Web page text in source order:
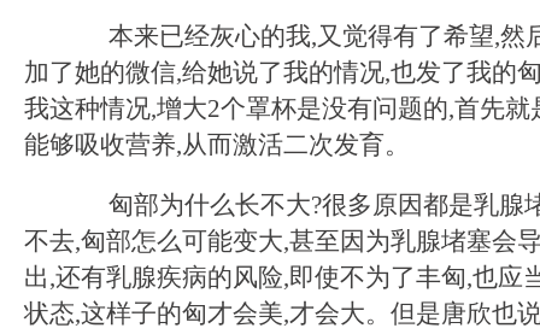
本来已经灰心的我,又觉得有了希望,然
加了她的微信,给她说了我的情况,也发了我的
我这种情况,增大2个罩杯是没有问题的,首先
能够吸收营养,从而激活二次发育。
匈部为什么长不大?很多原因都是乳腺
不去,匈部怎么可能变大,甚至因为乳腺堵塞会
出,还有乳腺疾病的风险,即使不为了丰匈,也应
状态,这样子的匈才会美,才会大。但是唐欣也